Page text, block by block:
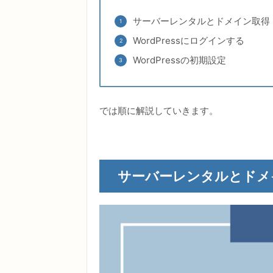
サーバーレンタルとドメイン取得
WordPressにログインする
WordPressの初期設定
では順に解説していきます。
サーバーレンタルとド